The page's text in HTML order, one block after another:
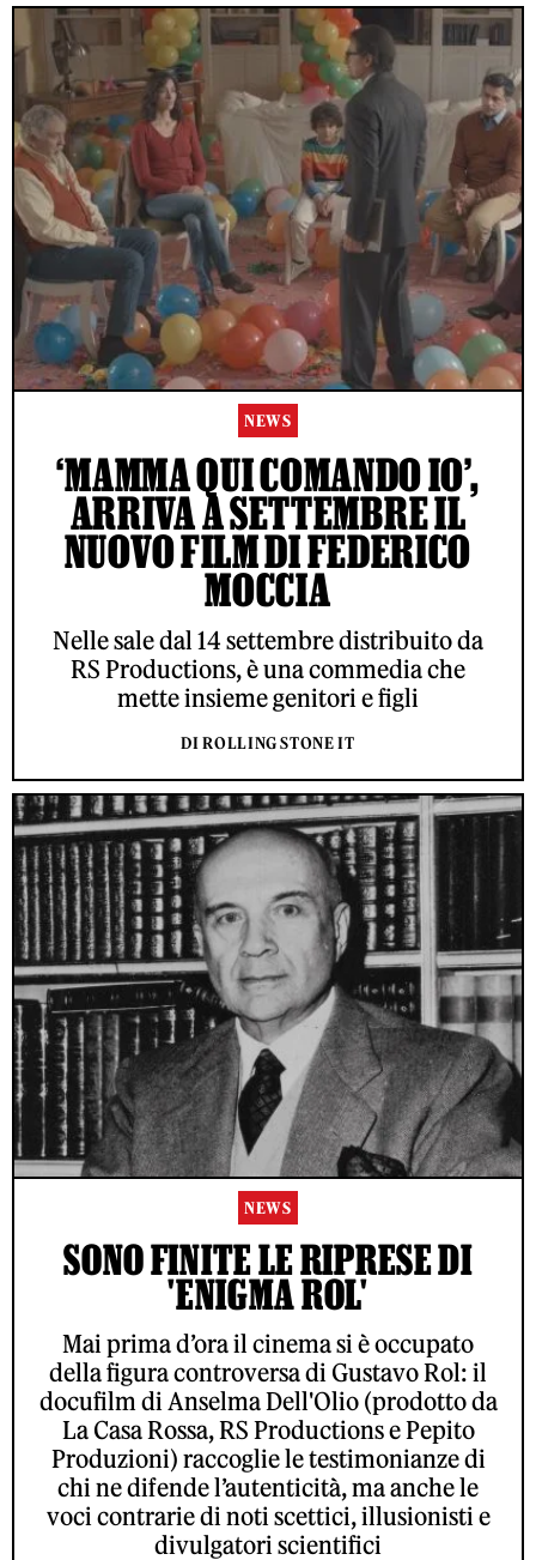
NEWS
‘MAMMA QUI COMANDO IO’,
ARRIVA A SETTEMBRE IL
NUOVO FILM DI FEDERICO
MOCCIA
Nelle sale dal 14 settembre distribuito da
RS Productions, è una commedia che
mette insieme genitori e figli
DI ROLLING STONE IT
NEWS
SONO FINITE LE RIPRESE DI
'ENIGMA ROL'
Mai prima d’ora il cinema si è occupato
della figura controversa di Gustavo Rol: il
docufilm di Anselma Dell'Olio (prodotto da
La Casa Rossa, RS Productions e Pepito
Produzioni) raccoglie le testimonianze di
chi ne difende l’autenticità, ma anche le
voci contrarie di noti scettici, illusionisti e
divulgatori scientifici